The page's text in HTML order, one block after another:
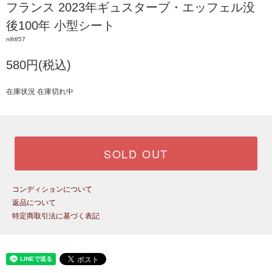
フランス 2023年ギュスターブ・エッフェル没
後100年 小型シート
nifr857
580円(税込)
在庫状況 在庫切れ中
SOLD OUT
コンディションについて
返品について
特定商取引法に基づく表記